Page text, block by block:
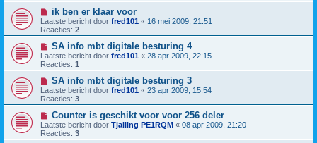
ik ben er klaar voor
Laatste bericht door fred101 « 16 mei 2009, 21:51
Reacties: 2
SA info mbt digitale besturing 4
Laatste bericht door fred101 « 28 apr 2009, 22:15
Reacties: 1
SA info mbt digitale besturing 3
Laatste bericht door fred101 « 23 apr 2009, 15:54
Reacties: 3
Counter is geschikt voor voor 256 deler
Laatste bericht door Tjalling PE1RQM « 08 apr 2009, 21:20
Reacties: 3